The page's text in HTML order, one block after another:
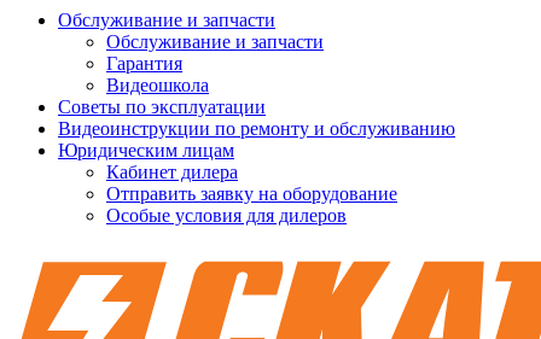
Обслуживание и запчасти
Обслуживание и запчасти
Гарантия
Видеошкола
Советы по эксплуатации
Видеоинструкции по ремонту и обслуживанию
Юридическим лицам
Кабинет дилера
Отправить заявку на оборудование
Особые условия для дилеров